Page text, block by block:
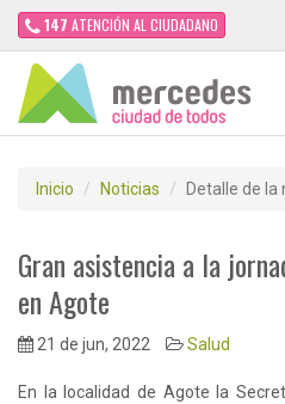
147 ATENCIÓN AL CIUDADANO
Inicio Noticias Detalle de la
Gran asistencia a la
en Agote
21 de jun, 2022 Salud
En la localidad de Agote la